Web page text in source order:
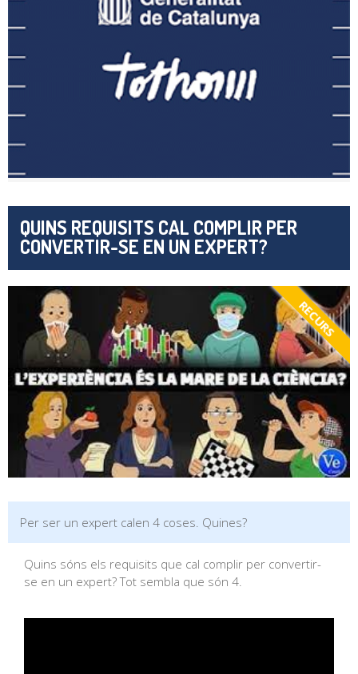
QUINS REQUISITS CAL COMPLIR PER
CONVERTIR-SE EN UN EXPERT?
RECURS
Per ser un expert calen 4 coses. Quines?
Quins sóns els requisits que cal complir per convertir-
se en un expert? Tot sembla que són 4.